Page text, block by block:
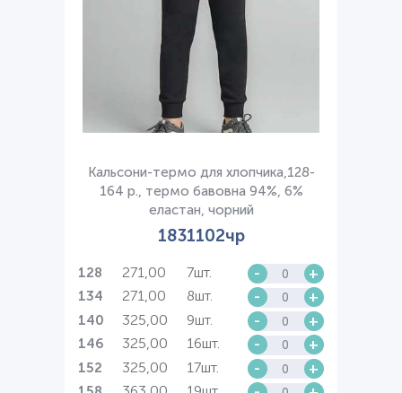
Кальсони-термо для хлопчика,128-
164 р., термо бавовна 94%, 6%
еластан, чорний
1831102чр
128 271,00 7шт. - +
134 271,00 8шт. - +
140 325,00 9шт. - +
146 325,00 16шт. - +
152 325,00 17шт. - +